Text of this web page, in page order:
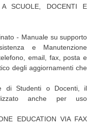
A SCUOLE, DOCENTI E
- Manuale su supporto
e Manutenzione
email, fax, posta e
degli aggiornamenti che
di Studenti o Docenti, il
anche per uso
EDUCATION VIA FAX